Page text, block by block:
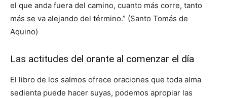
el que anda fuera del camino, cuanto más corre, tanto
más se va alejando del término.” (Santo Tomás de
Aquino)
Las actitudes del orante al comenzar el día
El libro de los salmos ofrece oraciones que toda alma
sedienta puede hacer suyas, podemos apropiar las